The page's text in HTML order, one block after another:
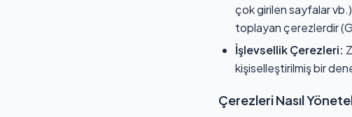
çok girilen sayfalar
toplayan çerezlerdir
İşlevsellik Çerezleri:
kişiselleştirilmiş bir
Çerezleri Nasıl